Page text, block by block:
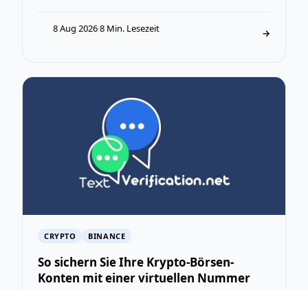
8 Aug 2026·8 Min. Lesezeit →
CRYPTO BINANCE
So sichern Sie Ihre Krypto-Börsen-
Konten mit einer virtuellen Nummer